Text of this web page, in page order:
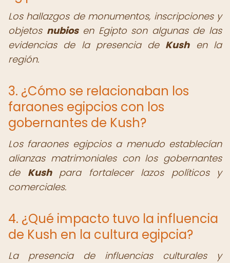
Los hallazgos de monumentos, inscripciones y
objetos nubiosen Egipto son algunas de las
evidencias de la presencia de Kushen la
región.
3. ¿Cómo se relacionaban los
faraones egipcios con los
gobernantes de Kush?
Los faraones egipcios a menudo establecían
alianzas matrimoniales con los gobernantes
de Kushpara fortalecer lazos políticos y
comerciales.
4. ¿Qué impacto tuvo la influencia
de Kush en la cultura egipcia?
La presencia de influencias culturales y